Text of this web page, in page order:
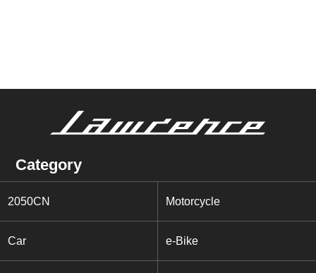
Category
2050CN Motorcycle
Car e-Bike